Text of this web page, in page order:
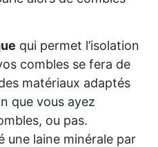
qui permet l’isolation
combles se fera de
matériaux adaptés
que vous ayez
ou pas.
une laine minérale par